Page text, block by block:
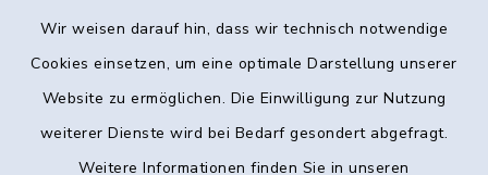
Wir weisen darauf hin, dass wir technisch notwendige
Cookies einsetzen, um eine optimale Darstellung unserer
Website zu ermöglichen. Die Einwilligung zur Nutzung
weiterer Dienste wird bei Bedarf gesondert abgefragt.
Weitere Informationen finden Sie in unseren
Kontakt